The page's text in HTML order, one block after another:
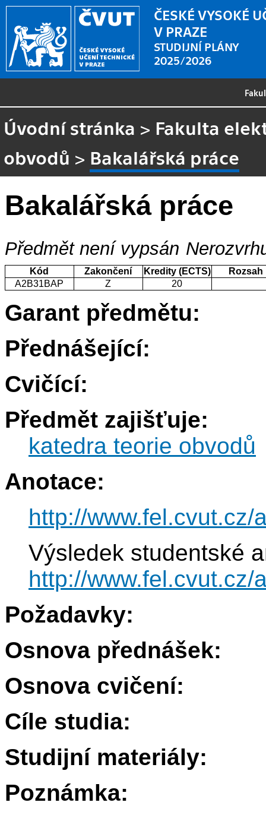
ČESKÉ VYSOKÉ
V PRAZE
STUDIJNÍ PLÁNY
2025/2026
Úvodní stránka > Fakulta
obvodů > Bakalářská práce
Bakalářská práce
Předmět není vypsán
Kód Zakončení Kredity (ECTS)
Rozsah
A2B31BAP
Z 20
Garant předmětu:
Přednášející:
Cvičící:
Předmět zajišťuje:
katedra teorie obvodů
Anotace:
http://www.fel.cvut.cz/
Výsledek studentské
http://www.fel.cvut.cz/
Požadavky:
Osnova přednášek:
Osnova cvičení:
Cíle studia:
Studijní materiály:
Poznámka: